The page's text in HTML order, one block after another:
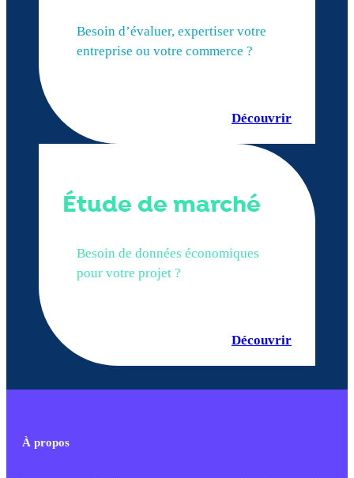
Besoin d’évaluer, expertiser votre
entreprise ou votre commerce ?
Découvrir
Étude de marché
Besoin de données économiques
pour votre projet ?
Découvrir
À propos